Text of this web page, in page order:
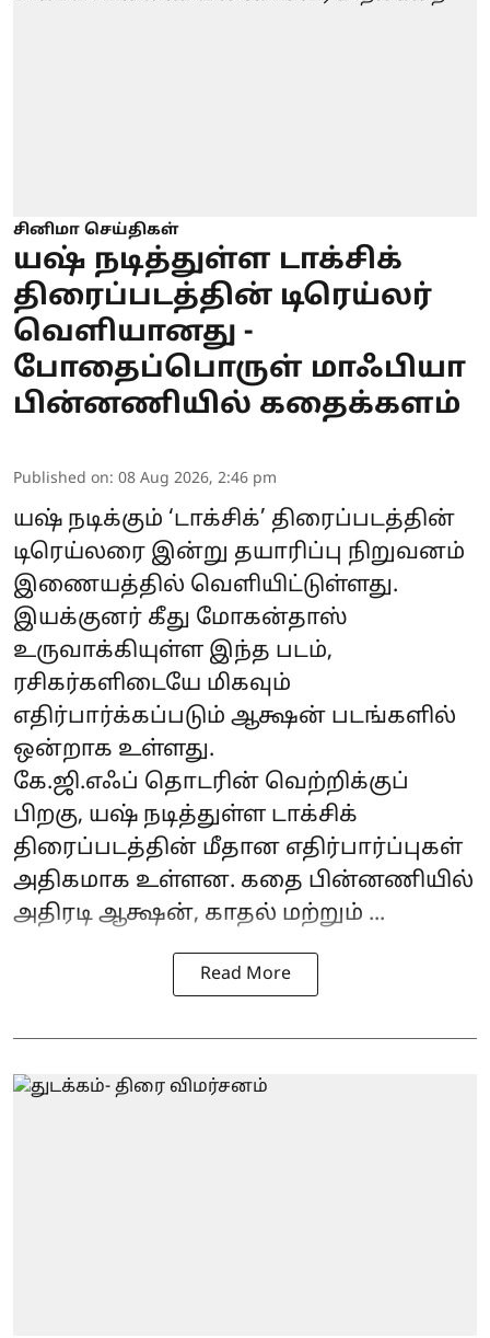
சினிமா செய்திகள்
யஷ் நடித்துள்ள டாக்சிக்
திரைப்படத்தின் டிரெய்லர்
வெளியானது -
போதைப்பொருள் மாஃபியா
பின்னணியில் கதைக்களம்
Published on: 08 Aug 2026, 2:46 pm
யஷ் நடிக்கும் ‘டாக்சிக்’ திரைப்படத்தின்
டிரெய்லரை இன்று தயாரிப்பு நிறுவனம்
இணையத்தில் வெளியிட்டுள்ளது.
இயக்குனர் கீது மோகன்தாஸ்
உருவாக்கியுள்ள இந்த படம்,
ரசிகர்களிடையே மிகவும்
எதிர்பார்க்கப்படும் ஆக்ஷன் படங்களில்
ஒன்றாக உள்ளது.
கே.ஜி.எஃப் தொடரின் வெற்றிக்குப்
பிறகு, யஷ் நடித்துள்ள டாக்சிக்
திரைப்படத்தின் மீதான எதிர்பார்ப்புகள்
அதிகமாக உள்ளன. கதை பின்னணியில்
அதிரடி ஆக்ஷன், காதல் மற்றும் ...
Read More